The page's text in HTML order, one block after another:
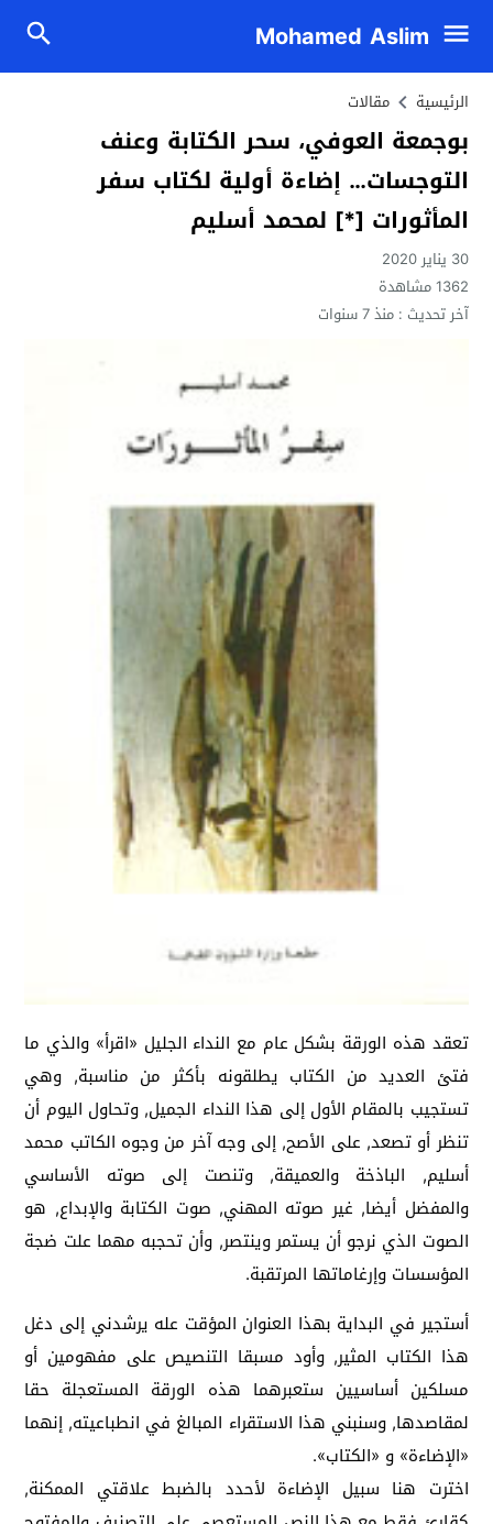
Mohamed Aslim
الرئيسية مقالات
بوجمعة العوفي، سحر الكتابة وعنف
التوجسات… إضاءة أولية لكتاب سفر
المأثورات [*] لمحمد أسليم
30 يناير 2020
1362مشاهدة
آخر تحديث :منذ 7 سنوات
تعقد هذه الورقة بشكل عام مع النداء الجليل «اقرأ» والذي ما
فتئ العديد من الكتاب يطلقونه بأكثر من مناسبة, وهي
تستجيب بالمقام الأول إلى هذا النداء الجميل, وتحاول اليوم أن
تنظر أو تصعد, على الأصح, إلى وجه آخر من وجوه الكاتب محمد
أسليم, الباذخة والعميقة, وتنصت إلى صوته الأساسي
والمفضل أيضا, غير صوته المهني, صوت الكتابة والإبداع, هو
الصوت الذي نرجو أن يستمر وينتصر, وأن تحجبه مهما علت ضجة
المؤسسات وإرغاماتها المرتقبة.
أستجير في البداية بهذا العنوان المؤقت عله يرشدني إلى دغل
هذا الكتاب المثير, وأود مسبقا التنصيص على مفهومين أو
مسلكين أساسيين ستعبرهما هذه الورقة المستعجلة حقا
لمقاصدها, وسنبني هذا الاستقراء المبالغ في انطباعيته, إنهما
«الإضاءة» و «الكتاب».
اخترت هنا سبيل الإضاءة لأحدد بالضبط علاقتي الممكنة,